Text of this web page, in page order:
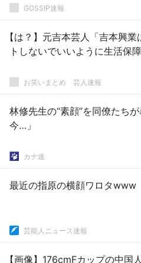
GOSSIP速報
【は？】元吉本芸人「吉本興業
トしないでいいように生活保障
お笑いまとめ 芸人速報
林修先生の“素顔”を同僚たち
今…」
カナ速
最近の指原の横顔ワロタwww
芸能人ニュース速報
【画像】176cmFカップの中国